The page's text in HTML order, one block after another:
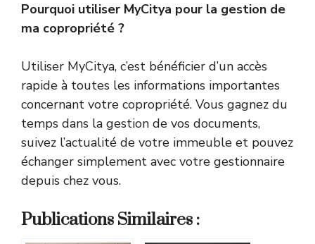
Pourquoi utiliser MyCitya pour la gestion de
ma copropriété ?
Utiliser MyCitya, c’est bénéficier d’un accès
rapide à toutes les informations importantes
concernant votre copropriété. Vous gagnez du
temps dans la gestion de vos documents,
suivez l’actualité de votre immeuble et pouvez
échanger simplement avec votre gestionnaire
depuis chez vous.
Publications Similaires :